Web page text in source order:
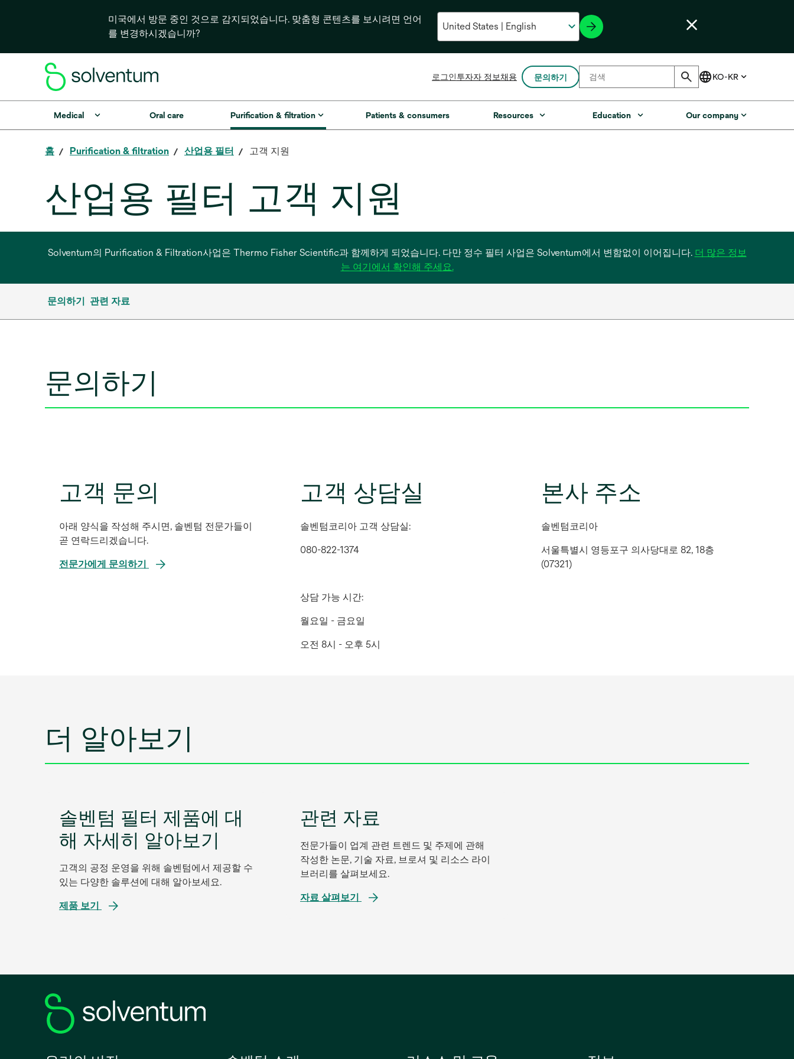
미국에서 방문 중인 것으로 감지되었습니다. 맞춤형 콘텐츠를 보시려면 언어
를 변경하시겠습니까?
로그인투자자 정보새
에
서
채용 문의하기
Medical Oral care Purification & filtration Patients & consumers Resources Education Our company
홈 Purification & filtration 산업용 필터 고객 지원
산업용 필터 고객 지원
Solventum의 Purification & Filtration사업은 Thermo Fisher Scientific과 함께하게 되었습니다. 다만 정수 필터 사업은 Solventum에서 변함없이 이어집니다. 더 많은 정보
는 여기에서 확인해 주세요.새
열
문의하기 관련 자료
문의하기
고객 문의
아래 양식을 작성해 주시면, 솔벤텀 전문가들이
곧 연락드리겠습니다.
전문가에게 문의하기
새
고객 상담실
솔벤텀코리아 고객 상담실:
080-822-1374
상담 가능 시간:
월요일 - 금요일
오전 8시 - 오후 5시
본사 주소
솔벤텀코리아
서울특별시 영등포구 의사당대로 82, 18층
(07321)
더 알아보기
솔벤텀 필터 제품에 대
해 자세히 알아보기
고객의 공정 운영을 위해 솔벤텀에서 제공할 수
있는 다양한 솔루션에 대해 알아보세요.
제품 보기
관련 자료
전문가들이 업계 관련 트렌드 및 주제에 관해
작성한 논문, 기술 자료, 브로셔 및 리소스 라이
브러리를 살펴보세요.
자료 살펴보기